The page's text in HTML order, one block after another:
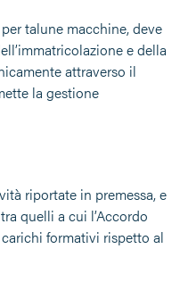
talune macchine, deve
e della
attraverso il
la gestione
riportate in premessa, e
quelli a cui l’Accordo
formativi rispetto al